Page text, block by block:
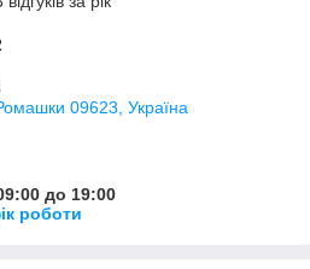
09623, Україна
до 19:00
роботи